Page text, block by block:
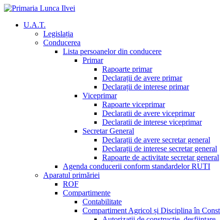
U.A.T.
Legislația
Conducerea
Lista persoanelor din conducere
Primar
Rapoarte primar
Declarații de avere primar
Declarații de interese primar
Viceprimar
Rapoarte viceprimar
Declaratii de avere viceprimar
Declaratii de interese viceprimar
Secretar General
Declarații de avere secretar general
Declarații de interese secretar general
Rapoarte de activitate secretar general
Agenda conducerii conform standardelor RUTI
Aparatul primăriei
ROF
Compartimente
Contabilitate
Compartiment Agricol și Disciplina în